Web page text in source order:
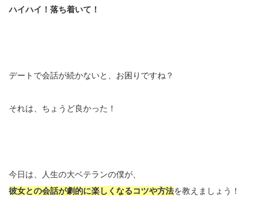
ハイハイ！落ち着いて！
デートで会話が続かないと、お困りですね？
それは、ちょうど良かった！
今日は、人生の大ベテランの僕が、
彼女との会話が劇的に楽しくなるコツや方法を教えましょう！